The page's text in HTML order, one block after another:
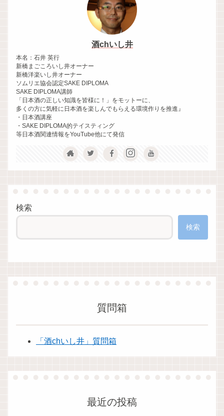
酒chいし井
本名：石井 英行
新橋まごころいし井オーナー
新橋洋楽いし井オーナー
ソムリエ協会認定SAKE DIPLOMA
SAKE DIPLOMA講師
「日本酒の正しい知識を皆様に！」をモットーに、
多くの方に気軽に日本酒を楽しんでもらえる環境作りを推進』
・日本酒講座
・SAKE DIPLOMA的テイスティング
等日本酒関連情報をYouTube他にて発信
検索
検索
質問箱
「酒chいし井」質問箱
最近の投稿